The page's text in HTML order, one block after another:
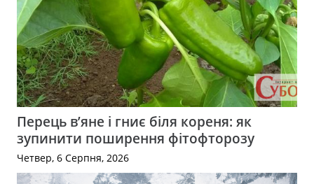
Перець в’яне і гниє біля кореня: як
зупинити поширення фітофторозу
Четвер, 6 Серпня, 2026